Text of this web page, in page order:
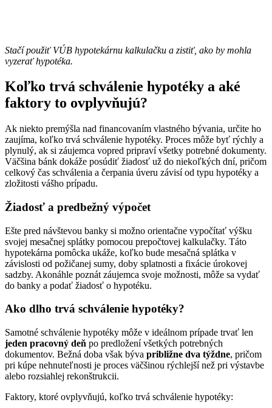
Stačí použiť VÚB hypotekárnu kalkulačku a zistiť, ako by mohla
vyzerať hypotéka.
Koľko trvá schválenie hypotéky a aké
faktory to ovplyvňujú?
Ak niekto premýšla nad financovaním vlastného bývania, určite ho
zaujíma, koľko trvá schválenie hypotéky. Proces môže byť rýchly a
plynulý, ak si záujemca vopred pripraví všetky potrebné dokumenty.
Väčšina bánk dokáže posúdiť žiadosť už do niekoľkých dní, pričom
celkový čas schválenia a čerpania úveru závisí od typu hypotéky a
zložitosti vášho prípadu.
Žiadosť a predbežný výpočet
Ešte pred návštevou banky si možno orientačne vypočítať výšku
svojej mesačnej splátky pomocou prepočtovej kalkulačky. Táto
hypotekárna pomôcka ukáže, koľko bude mesačná splátka v
závislosti od požičanej sumy, doby splatnosti a fixácie úrokovej
sadzby. Akonáhle poznát záujemca svoje možnosti, môže sa vydať
do banky a podať žiadosť o hypotéku.
Ako dlho trvá schválenie hypotéky?
Samotné schválenie hypotéky môže v ideálnom prípade trvať len
jeden pracovný deň po predložení všetkých potrebných
dokumentov. Bežná doba však býva približne dva týždne, pričom
pri kúpe nehnuteľnosti je proces väčšinou rýchlejší než pri výstavbe
alebo rozsiahlej rekonštrukcii.
Faktory, ktoré ovplyvňujú, koľko trvá schválenie hypotéky: